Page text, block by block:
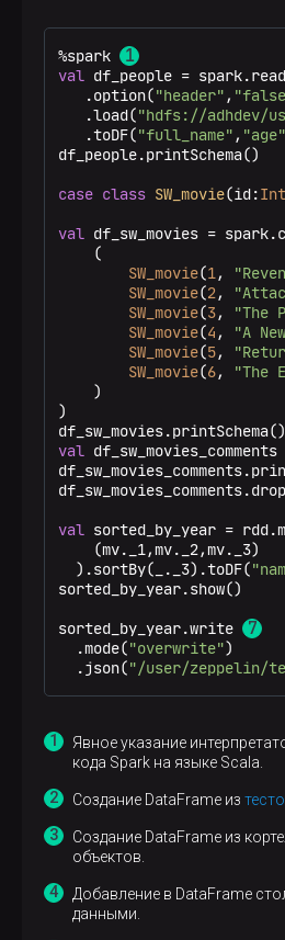
%spark
val df_people =
   .option(
"header" ,
   .load(
"hdfs://adhdev/
   .toDF(
"full_name" , "age"
df_people.printSchema()
case class SW_movie(id:Int
val df_sw_movies =
    (
SW_movie(1,
SW_movie(2,
SW_movie(3, "The
SW_movie(4 , "A
SW_movie(5,
SW_movie(6, "The
    )
)
val
val sorted_by_year =
    (mv._1,mv._2,mv._3)
  ).sortBy(_._3).toDF(
sorted_by_year.show()
sorted_by_year.write
  .mode(
"overwrite")
  .json(
"/user/zeppelin/
Явное указание
кода Spark на языке Scala.
Создание DataFrame из
Создание DataFrame из
объектов.
Добавление в DataFrame
данными.